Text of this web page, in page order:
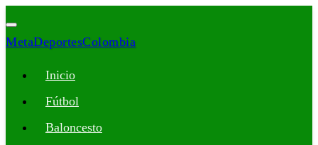
MetaDeportesColombia
Inicio
Fútbol
Baloncesto